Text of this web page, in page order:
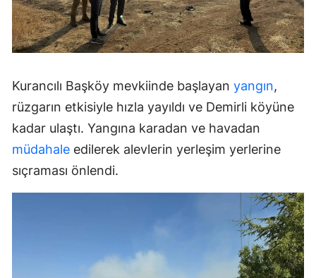
Kurancılı Başköy mevkiinde başlayan yangın,
rüzgarın etkisiyle hızla yayıldı ve Demirli köyüne
kadar ulaştı. Yangına karadan ve havadan
müdahale edilerek alevlerin yerleşim yerlerine
sıçraması önlendi.